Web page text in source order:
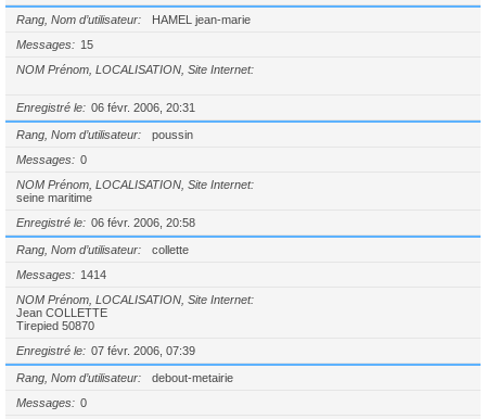
Rang, Nom d’utilisateur
HAMEL jean-marie
Messages
15
NOM Prénom, LOCALISATION, Site Internet
Enregistré le 06 févr. 2006, 20:31
Rang, Nom d’utilisateur
poussin
Messages
0
NOM Prénom, LOCALISATION, Site Internet
seine maritime
Enregistré le
06 févr. 2006, 20:58
Rang, Nom d’utilisateur
collette
Messages
1414
NOM Prénom, LOCALISATION, Site Internet
Jean COLLETTE
Tirepied 50870
Enregistré le
07 févr. 2006, 07:39
Rang, Nom d’utilisateur
debout-metairie
Messages
0